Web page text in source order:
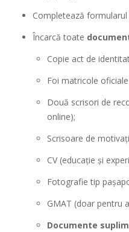
Completează formularul
Încarcă toate
Copie act de
Foi matricole
Două scrisori de
online);
Scrisoare de
CV (educație și
Fotografie tip
GMAT (doar pentru
Documente